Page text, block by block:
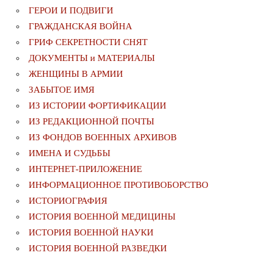
ГЕРОИ И ПОДВИГИ
ГРАЖДАНСКАЯ ВОЙНА
ГРИФ СЕКРЕТНОСТИ СНЯТ
ДОКУМЕНТЫ и МАТЕРИАЛЫ
ЖЕНЩИНЫ В АРМИИ
ЗАБЫТОЕ ИМЯ
ИЗ ИСТОРИИ ФОРТИФИКАЦИИ
ИЗ РЕДАКЦИОННОЙ ПОЧТЫ
ИЗ ФОНДОВ ВОЕННЫХ АРХИВОВ
ИМЕНА И СУДЬБЫ
ИНТЕРНЕТ-ПРИЛОЖЕНИЕ
ИНФОРМАЦИОННОЕ ПРОТИВОБОРСТВО
ИСТОРИОГРАФИЯ
ИСТОРИЯ ВОЕННОЙ МЕДИЦИНЫ
ИСТОРИЯ ВОЕННОЙ НАУКИ
ИСТОРИЯ ВОЕННОЙ РАЗВЕДКИ